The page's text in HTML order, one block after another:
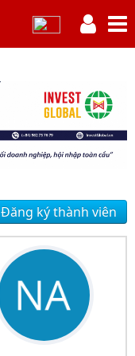
Đăng ký thành viên